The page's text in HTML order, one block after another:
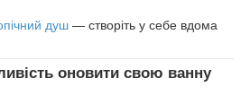
душ — створіть у себе вдома
оновити свою ванну